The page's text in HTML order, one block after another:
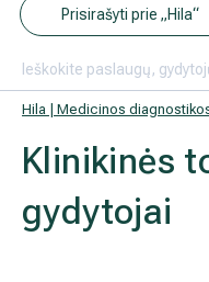
Prisirašyti prie „Hila“
Hila | Medicinos
Klinikinės
gydytojai
Tyrimai
Neurologija
Šeimos medicina
Apmokėjimas ir
Apgyvendinimas ir
Nedarbingumo